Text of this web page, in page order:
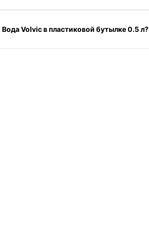
Volvic в пластиковой бутылке 0.5 л?